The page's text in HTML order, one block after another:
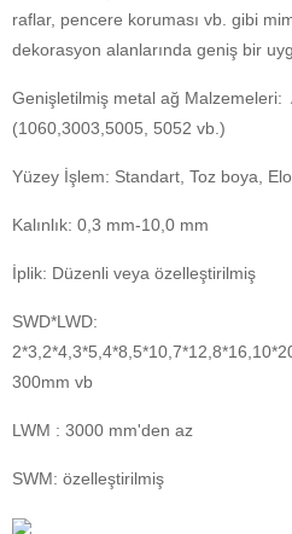
raflar, pencere koruması vb. gibi
dekorasyon alanlarında geniş bir
Genişletilmiş metal ağ Malzemeleri:
(1060,3003,5005, 5052 vb.)
Yüzey İşlem: Standart, Toz boya,
Kalınlık: 0,3 mm-10,0 mm
İplik: Düzenli veya özelleştirilmiş
SWD*LWD:
300mm vb
LWM : 3000 mm'den az
SWM: özelleştirilmiş